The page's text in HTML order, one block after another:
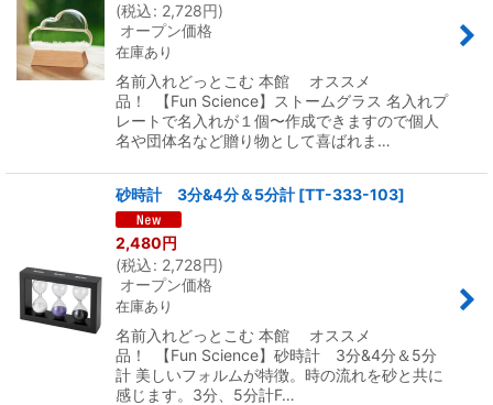
(税込: 2,728円)
オープン価格
在庫あり
名前入れどっとこむ 本館 オススメ
品！ 【Fun Science】ストームグラス 名入れプ
レートで名入れが１個〜作成できますので個人
名や団体名など贈り物として喜ばれま…
砂時計 3分&4分＆5分計 [TT-333-103]
2,480円
(税込: 2,728円)
オープン価格
在庫あり
名前入れどっとこむ 本館 オススメ
品！ 【Fun Science】砂時計 3分&4分＆5分
計 美しいフォルムが特徴。時の流れを砂と共に
感じます。3分、5分計F…